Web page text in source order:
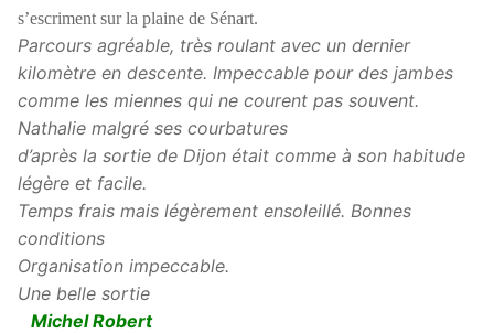
s’escriment sur la plaine de Sénart.
Parcours agréable, très roulant avec un dernier
kilomètre en descente. Impeccable pour des jambes
comme les miennes qui ne courent pas souvent.
Nathalie malgré ses courbatures
d’après la sortie de Dijon était comme à son habitude
légère et facile.
Temps frais mais légèrement ensoleillé. Bonnes
conditions
Organisation impeccable.
Une belle sortie
Michel Robert